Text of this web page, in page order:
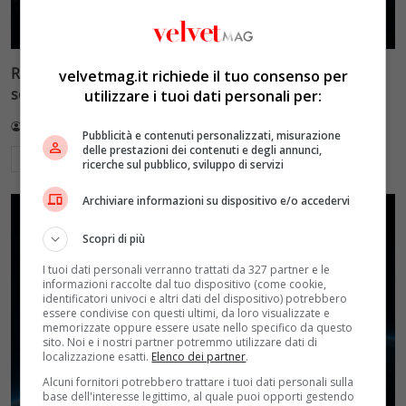
Reflect Orbital: gli specchi spaziali che promettono il
sole di notte (per 5mila dollari l’ora)
Leggi di più
velvetmag.it richiede il tuo consenso per
utilizzare i tuoi dati personali per:
Pubblicità e contenuti personalizzati, misurazione
delle prestazioni dei contenuti e degli annunci,
ricerche sul pubblico, sviluppo di servizi
Archiviare informazioni su dispositivo e/o accedervi
Scopri di più
I tuoi dati personali verranno trattati da 327 partner e le
informazioni raccolte dal tuo dispositivo (come cookie,
identificatori univoci e altri dati del dispositivo) potrebbero
essere condivise con questi ultimi, da loro visualizzate e
memorizzate oppure essere usate nello specifico da questo
sito. Noi e i nostri partner potremmo utilizzare dati di
localizzazione esatti. Elenco dei partner.
Alcuni fornitori potrebbero trattare i tuoi dati personali sulla
base dell'interesse legittimo, al quale puoi opporti gestendo